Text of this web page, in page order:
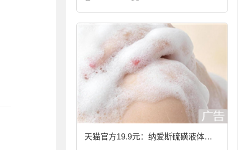
天猫官方19.9元：纳爱斯硫磺液体香